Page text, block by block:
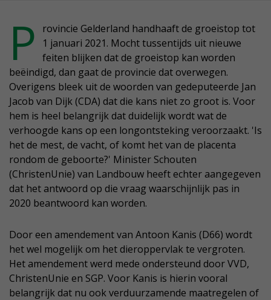
P
rovincie Gelderland handhaaft de groeistop tot
1 januari 2021. Mocht tussentijds uit nieuwe
feiten blijken dat de groeistop kan worden
beëindigd, dan gaat de provincie dat overwegen.
Overigens bleek uit de woorden van gedeputeerde Jan
Jacob van Dijk (CDA) dat die kans niet zo groot is. Voor
hem is heel belangrijk dat duidelijk wordt wat de
verhoogde kans op een longontsteking veroorzaakt. 'Is
het de mest, de vacht, of komt het van de placenta
rondom de geboorte?' Minister Schouten
(ChristenUnie) van Landbouw heeft echter aangegeven
dat het antwoord op die vraag waarschijnlijk pas in
2020 beantwoord kan worden.
Door een amendement van Antoon Kanis (D66) wordt
het wel mogelijk om het dieroppervlak te vergroten.
Het amendement werd mede ondersteund door VVD,
ChristenUnie en SGP. Voor Kanis is hierin vooral
belangrijk dat nu ook verduurzamende maatregelen of